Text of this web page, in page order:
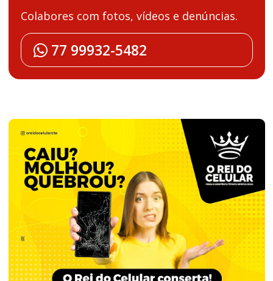
Colabores com fotos, vídeos e denúncias.
77 99932-5482